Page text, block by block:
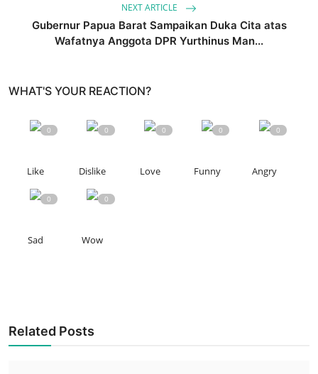
NEXT ARTICLE
Gubernur Papua Barat Sampaikan Duka Cita atas
Wafatnya Anggota DPR Yurthinus Man...
WHAT'S YOUR REACTION?
0
Like
0
Dislike
0
Love
0
Funny
0
Angry
0
Sad
0
Wow
Related Posts